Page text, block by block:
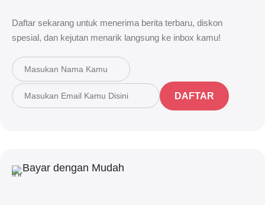
Daftar sekarang untuk menerima berita terbaru, diskon
spesial, dan kejutan menarik langsung ke inbox kamu!
DAFTAR
Bayar dengan Mudah